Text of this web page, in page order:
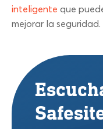
inteligente que
mejorar la seguridad.